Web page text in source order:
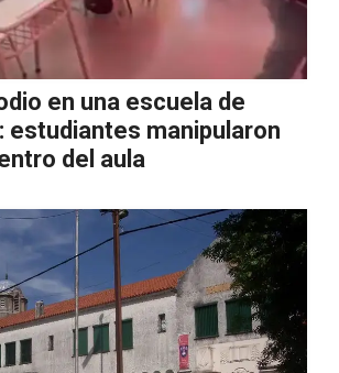
en una escuela de
estudiantes manipularon
del aula